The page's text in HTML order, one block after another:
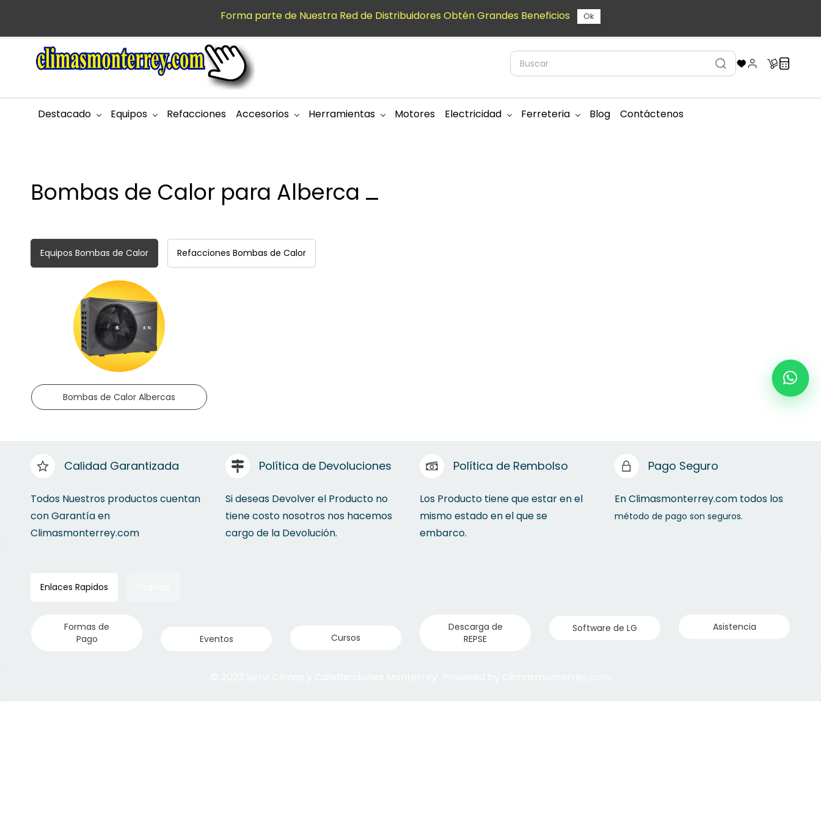
principal
Destacado Equipos Refacciones Accesorios Herramientas Motores Electricidad Ferreteria Blog Contáctenos
Bombas de Calor para Alberca
Equipos Bombas de Calor Refacciones Bombas de Calor
Bombas de Calor Albercas
Calidad Garantizada
Todos Nuestros productos cuentan
con Garantía en
Climasmonterrey.com
Política de Devoluciones
Si deseas Devolver el Producto no
tiene costo nosotros nos hacemos
cargo de la Devolución.
Política de Rembolso
Los Producto tiene que estar en el
mismo estado en el que se
embarco.
Pago Seguro
En Climasmonterrey.com todos los
método de pago son seguros.
Enlaces Rapidos
Formas de
Pago
Eventos Cursos
Descarga de
REPSE
Software de LG Asistencia
Forma parte de Nuestra Red de Distribuidores Obtén Grandes Beneficios Ok